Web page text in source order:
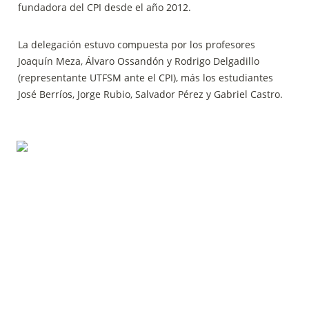
fundadora del CPI desde el año 2012.
La delegación estuvo compuesta por los profesores
Joaquín Meza, Álvaro Ossandón y Rodrigo Delgadillo
(representante UTFSM ante el CPI), más los estudiantes
José Berríos, Jorge Rubio, Salvador Pérez y Gabriel Castro.